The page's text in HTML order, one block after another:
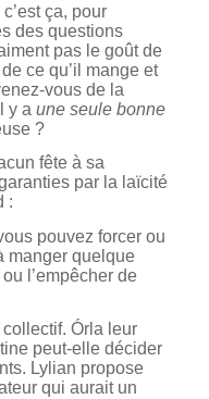
ça, pour
des questions
pas le goût de
ce qu’il mange et
vous de la
y a une seule bonne
?
fête à sa
par la laïcité
:
pouvez forcer ou
manger quelque
l’empêcher de
collectif. Órla leur
peut-elle décider
Lylian propose
qui aurait un